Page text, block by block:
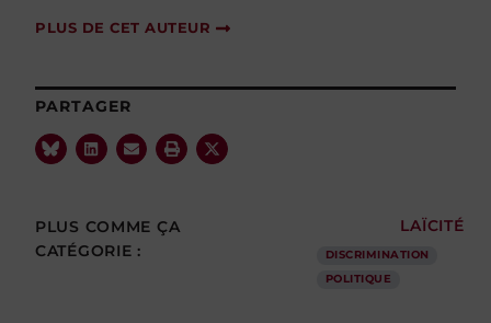
PLUS DE CET AUTEUR
PARTAGER
PLUS COMME ÇA LAÏCITÉ
CATÉGORIE :
DISCRIMINATION
POLITIQUE